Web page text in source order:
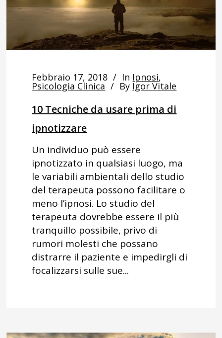
Febbraio 17, 2018 In Ipnosi,
Psicologia Clinica By Igor Vitale
10 Tecniche da usare prima di
ipnotizzare
Un individuo può essere
ipnotizzato in qualsiasi luogo, ma
le variabili ambientali dello studio
del terapeuta possono facilitare o
meno l’ipnosi. Lo studio del
terapeuta dovrebbe essere il più
tranquillo possibile, privo di
rumori molesti che possano
distrarre il paziente e impedirgli di
focalizzarsi sulle sue...